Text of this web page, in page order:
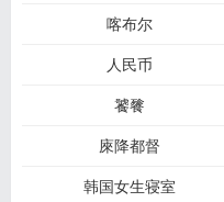
喀布尔
人民币
饕餮
庲降都督
韩国女生寝室